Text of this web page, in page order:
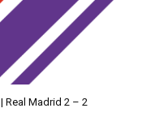
Real Madrid 2 – 2